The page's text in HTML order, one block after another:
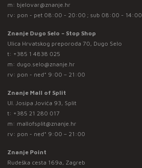
m: bjelovar@znanje.hr
rv: pon - pet 08:00 - 20:00 ; sub 08:00 - 14:00
Znanje Dugo Selo – Stop Shop
Ulica Hrvatskog preporoda 70, Dugo Selo
t: +385 1 4838 025
m: dugo.selo@znanje.hr
rv: pon - ned* 9:00 – 21:00
Znanje Mall of Split
Ul. Josipa Jovića 93, Split
t: +385 21 280 017
m: mallofsplit@znanje.hr
rv: pon - ned* 9:00 – 21:00
Znanje Point
Rudeška cesta 169a, Zagreb